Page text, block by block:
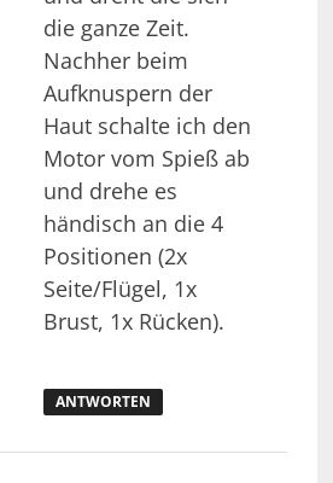
die ganze Zeit.
Nachher beim
Aufknuspern der
Haut schalte ich den
Motor vom Spieß ab
und drehe es
händisch an die 4
Positionen (2x
Seite/Flügel, 1x
Brust, 1x Rücken).
ANTWORTEN